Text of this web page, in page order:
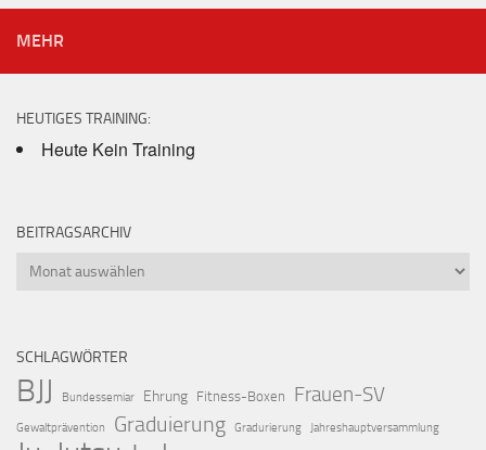
MEHR
HEUTIGES TRAINING:
Heute Kein Training
BEITRAGSARCHIV
Beitragsarchiv
SCHLAGWÖRTER
BJJ Bundessemiar Ehrung Fitness-Boxen Frauen-SV
Gewaltprävention Graduierung Gradurierung Jahreshauptversammlung